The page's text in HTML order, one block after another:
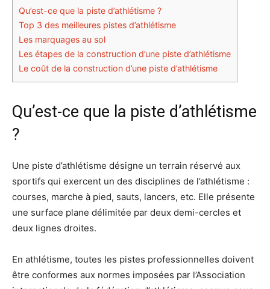
Qu’est-ce que la piste d’athlétisme ?
Top 3 des meilleures pistes d’athlétisme
Les marquages au sol
Les étapes de la construction d’une piste d’athlétisme
Le coût de la construction d’une piste d’athlétisme
Qu’est-ce que la piste d’athlétisme
?
Une piste d’athlétisme désigne un terrain réservé aux
sportifs qui exercent un des disciplines de l’athlétisme :
courses, marche à pied, sauts, lancers, etc. Elle présente
une surface plane délimitée par deux demi-cercles et
deux lignes droites.
En athlétisme, toutes les pistes professionnelles doivent
être conformes aux normes imposées par l’Association